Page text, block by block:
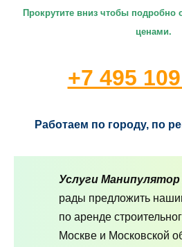
Прокрутите вниз чтобы подробно
ценами.
+7 495
Работаем по городу, по
Услуги Манипулятор
рады предложить
по аренде
Москве и Московской